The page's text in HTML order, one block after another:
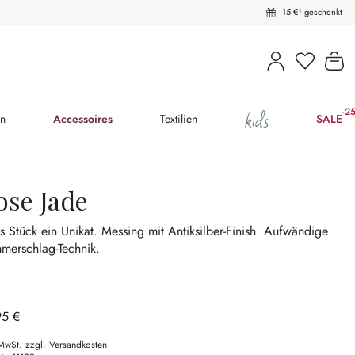
15 €¹ geschenkt
Du hast
Accessoires Textilien kids SALE-
Jade
Stück ein Unikat.Messing mit Antiksilber-Finish.Aufwändige
Technik.
€
zzgl. Versandkosten